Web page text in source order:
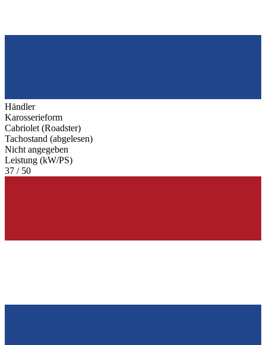
Händler
Karosserieform
Cabriolet (Roadster)
Tachostand (abgelesen)
Nicht angegeben
Leistung (kW/PS)
37 / 50